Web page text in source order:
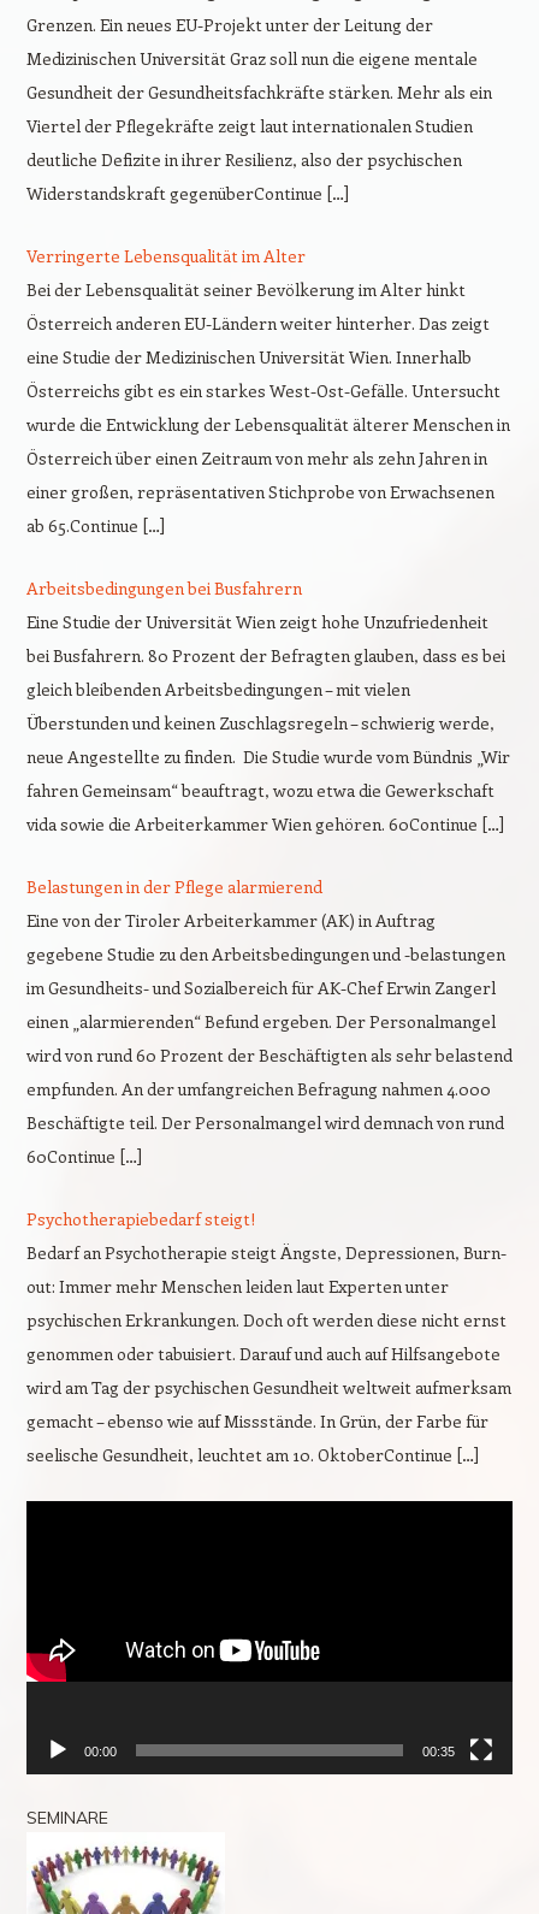
Grenzen. Ein neues EU-Projekt unter der Leitung der
Medizinischen Universität Graz soll nun die eigene mentale
Gesundheit der Gesundheitsfachkräfte stärken. Mehr als ein
Viertel der Pflegekräfte zeigt laut internationalen Studien
deutliche Defizite in ihrer Resilienz, also der psychischen
Widerstandskraft gegenüberContinue […]
Verringerte Lebensqualität im Alter
Bei der Lebensqualität seiner Bevölkerung im Alter hinkt
Österreich anderen EU-Ländern weiter hinterher. Das zeigt
eine Studie der Medizinischen Universität Wien. Innerhalb
Österreichs gibt es ein starkes West-Ost-Gefälle. Untersucht
wurde die Entwicklung der Lebensqualität älterer Menschen in
Österreich über einen Zeitraum von mehr als zehn Jahren in
einer großen, repräsentativen Stichprobe von Erwachsenen
ab 65.Continue […]
Arbeitsbedingungen bei Busfahrern
Eine Studie der Universität Wien zeigt hohe Unzufriedenheit
bei Busfahrern. 80 Prozent der Befragten glauben, dass es bei
gleich bleibenden Arbeitsbedingungen – mit vielen
Überstunden und keinen Zuschlagsregeln – schwierig werde,
neue Angestellte zu finden. Die Studie wurde vom Bündnis „Wir
fahren Gemeinsam“ beauftragt, wozu etwa die Gewerkschaft
vida sowie die Arbeiterkammer Wien gehören. 60Continue […]
Belastungen in der Pflege alarmierend
Eine von der Tiroler Arbeiterkammer (AK) in Auftrag
gegebene Studie zu den Arbeitsbedingungen und -belastungen
im Gesundheits- und Sozialbereich für AK-Chef Erwin Zangerl
einen „alarmierenden“ Befund ergeben. Der Personalmangel
wird von rund 60 Prozent der Beschäftigten als sehr belastend
empfunden. An der umfangreichen Befragung nahmen 4.000
Beschäftigte teil. Der Personalmangel wird demnach von rund
60Continue […]
Psychotherapiebedarf steigt!
Bedarf an Psychotherapie steigt Ängste, Depressionen, Burn-
out: Immer mehr Menschen leiden laut Experten unter
psychischen Erkrankungen. Doch oft werden diese nicht ernst
genommen oder tabuisiert. Darauf und auch auf Hilfsangebote
wird am Tag der psychischen Gesundheit weltweit aufmerksam
gemacht – ebenso wie auf Missstände. In Grün, der Farbe für
seelische Gesundheit, leuchtet am 10. OktoberContinue […]
00:00 00:35
SEMINARE